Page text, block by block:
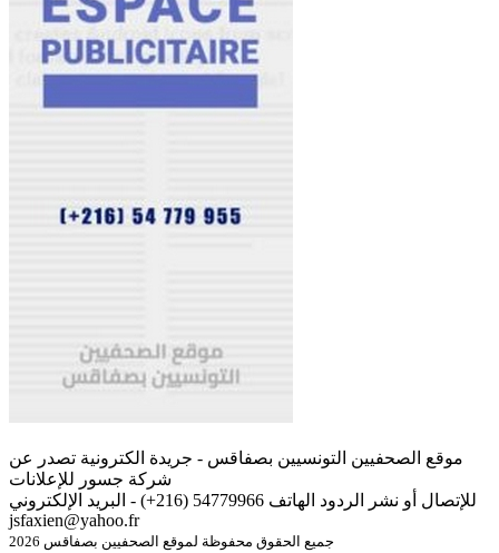
موقع الصحفيين التونسيين بصفاقس - جريدة الكترونية تصدر عن
شركة جسور للإعلانات
للإتصال أو نشر الردود الهاتف 54779966 (216+) - البريد الإلكتروني
jsfaxien@yahoo.fr
جميع الحقوق محفوظة لموقع الصحفيين بصفاقس 2026